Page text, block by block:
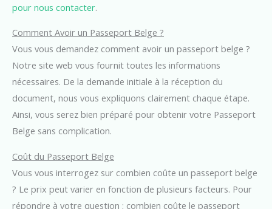
pour nous contacter.
Comment Avoir un Passeport Belge ?
Vous vous demandez comment avoir un passeport belge ?
Notre site web vous fournit toutes les informations
nécessaires. De la demande initiale à la réception du
document, nous vous expliquons clairement chaque étape.
Ainsi, vous serez bien préparé pour obtenir votre Passeport
Belge sans complication.
Coût du Passeport Belge
Vous vous interrogez sur combien coûte un passeport belge
? Le prix peut varier en fonction de plusieurs facteurs. Pour
répondre à votre question : combien coûte le passeport